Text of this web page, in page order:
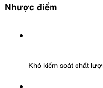
Nhược điểm
Khó kiểm soát chất